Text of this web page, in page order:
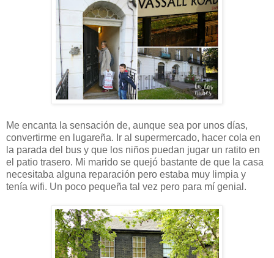
Me encanta la sensación de, aunque sea por unos días,
convertirme en lugareña. Ir al supermercado, hacer cola en
la parada del bus y que los niños puedan jugar un ratito en
el patio trasero. Mi marido se quejó bastante de que la casa
necesitaba alguna reparación pero estaba muy limpia y
tenía wifi. Un poco pequeña tal vez pero para mí genial.